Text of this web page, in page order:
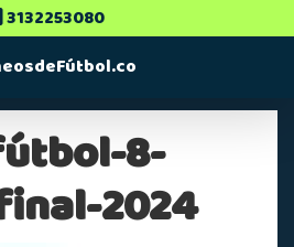
3132253080
8-
2024